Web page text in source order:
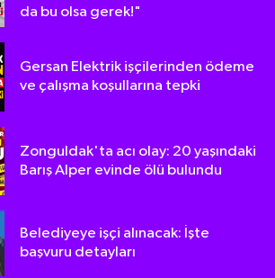
da bu olsa gerek!"
Gersan Elektrik işçilerinden ödeme
ve çalışma koşullarına tepki
Zonguldak'ta acı olay: 20 yaşındaki
Barış Alper evinde ölü bulundu
Belediyeye işçi alınacak: İşte
başvuru detayları